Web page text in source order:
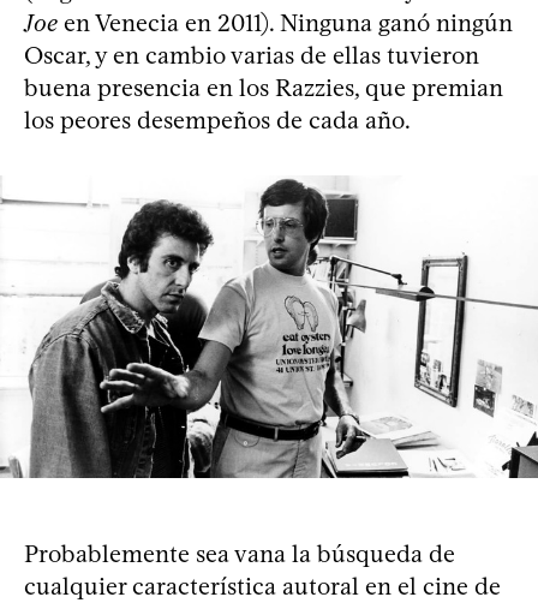
Joe en Venecia en 2011). Ninguna ganó ningún
Oscar, y en cambio varias de ellas tuvieron
buena presencia en los Razzies, que premian
los peores desempeños de cada año.
Probablemente sea vana la búsqueda de
cualquier característica autoral en el cine de